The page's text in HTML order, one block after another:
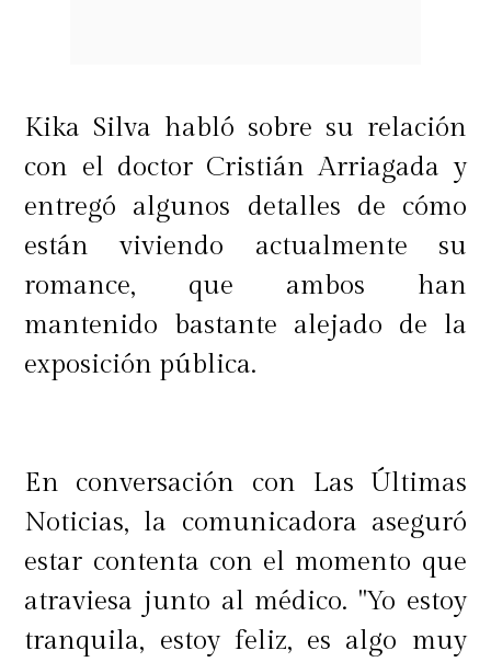
Kika Silva habló sobre su relación
con el doctor Cristián Arriagada y
entregó algunos detalles de cómo
están viviendo actualmente su
romance, que ambos han
mantenido bastante alejado de la
exposición pública.
En conversación con Las Últimas
Noticias, la comunicadora aseguró
estar contenta con el momento que
atraviesa junto al médico. "Yo estoy
tranquila, estoy feliz, es algo muy